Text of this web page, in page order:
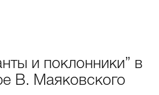
и поклонники” в
В. Маяковского